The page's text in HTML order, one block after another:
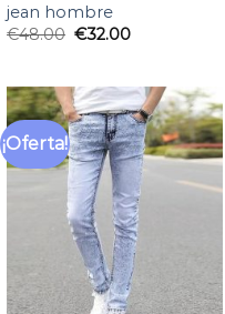
jean hombre
€48.00 €32.00
¡Oferta!
Añadir
a la
lista